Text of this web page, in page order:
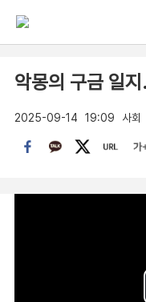
악몽의 구금 일
2025-09-14 19:09 사회